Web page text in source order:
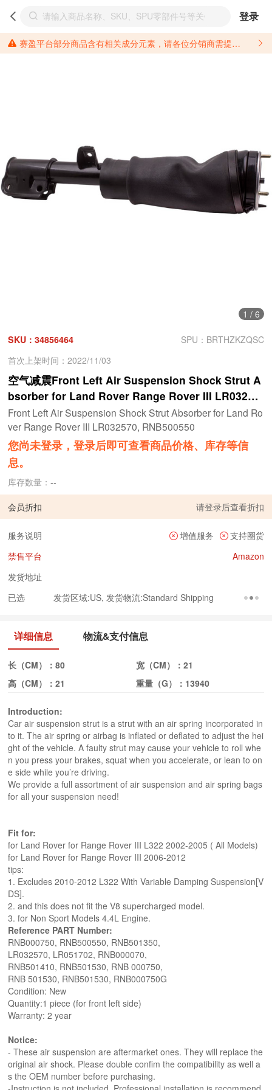
登录
赛盈平台部分商品含有相关成分元素，请各位分销商需提前了解产品材质情况，并针对其做好相关的风险把控，以免造成不必要的损失。 *美国加州65法案进一步规定了对于仅包含致癌物质，仅包含致生殖毒性物质，同时包含致癌物质和致生殖毒性物质，亦或是包含某一物质即为致癌物质又为致生殖毒性物质的产品的警示标语要求。 *新法案提供的警示标语修订并不是强制实施的，其只是避免昂贵诉讼的一种有效的方法。只要企业在保证其使用的另外的警示标语是“清晰和合理”并符合加州65法案要求的，那也是可以被接受的。*请充分了解第三方销售平台对商品上架规要求，并根据对应平台规则调整相关商品信息后进行上架，以免造成您不必要损失。 汽配产品上架注意事项： 不同第三方平台对于适配车型等信息的填写要求各有不同。例如：亚马逊明确禁止在产品标题、卖点和描述中直接使用适配车型的年份、品牌和型号信息；请您仔细研究并熟悉所销售平台关于汽配产品上架销售的具体规则，如果因上架的汽配产品信息填写不符合所销售平台要求，产生违规/侵权等问题所造成的损失需您自行承担。
1 / 6
SKU：34856464
SPU：BRTHZKZQSC
首次上架时间：2022/11/03
空气减震Front Left Air Suspension Shock Strut A
bsorber for Land Rover Range Rover III LR03257
0, RNB500550
Front Left Air Suspension Shock Strut Absorber for Land Ro
ver Range Rover III LR032570, RNB500550
您尚未登录，登录后即可查看商品价格、库存等信
息。
库存数量：--
会员折扣 请登录后查看折扣
服务说明 增值服务
支持圈货
禁售平台
Amazon
发货地址
已选
发货区域:US, 发货物流:Standard Shipping
详细信息 物流&支付信息
长（CM）：80 宽（CM）： 21
高（CM）：21 重量（G）： 13940
Introduction:
Car air suspension strut is a strut with an air spring incorporated in
to it. The air spring or airbag is inflated or deflated to adjust the hei
ght of the vehicle. A faulty strut may cause your vehicle to roll whe
n you press your brakes, squat when you accelerate, or lean to on
e side while you’re driving.
We provide a full assortment of air suspension and air spring bags
for all your suspension need!
Fit for:
for Land Rover for Range Rover III L322 2002-2005 ( All Models)
for Land Rover for Range Rover III 2006-2012
tips:
1. Excludes 2010-2012 L322 With Variable Damping Suspension[V
DS].
2. and this does not fit the V8 supercharged model.
3. for Non Sport Models 4.4L Engine.
Reference PART Number:
RNB000750, RNB500550, RNB501350,
LR032570, LR051702, RNB000070,
RNB501410, RNB501530, RNB 000750,
RNB 501530, RNB501530, RNB000750G
Condition: New
Quantity:1 piece (for front left side)
Warranty: 2 year
Notice:
- These air suspension are aftermarket ones. They will replace the
original air shock. Please double confim the compatibility as well a
s the OEM number before purchasing.